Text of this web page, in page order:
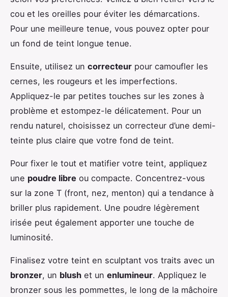
cou et les oreilles pour éviter les démarcations.
Pour une meilleure tenue, vous pouvez opter pour
un fond de teint longue tenue.
Ensuite, utilisez un correcteur pour camoufler les
cernes, les rougeurs et les imperfections.
Appliquez-le par petites touches sur les zones à
problème et estompez-le délicatement. Pour un
rendu naturel, choisissez un correcteur d’une demi-
teinte plus claire que votre fond de teint.
Pour fixer le tout et matifier votre teint, appliquez
une poudre libre ou compacte. Concentrez-vous
sur la zone T (front, nez, menton) qui a tendance à
briller plus rapidement. Une poudre légèrement
irisée peut également apporter une touche de
luminosité.
Finalisez votre teint en sculptant vos traits avec un
bronzer, un blush et un enlumineur. Appliquez le
bronzer sous les pommettes, le long de la mâchoire